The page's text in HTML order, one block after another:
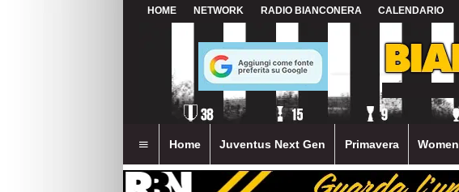
HOME NETWORK RADIO BIANCONERA CALENDARIO
Home Juventus Next Gen Primavera Women